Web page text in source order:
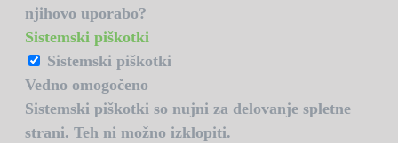
njihovo uporabo?
Sistemski piškotki
Sistemski piškotki
Vedno omogočeno
Sistemski piškotki so nujni za delovanje spletne
strani. Teh ni možno izklopiti.